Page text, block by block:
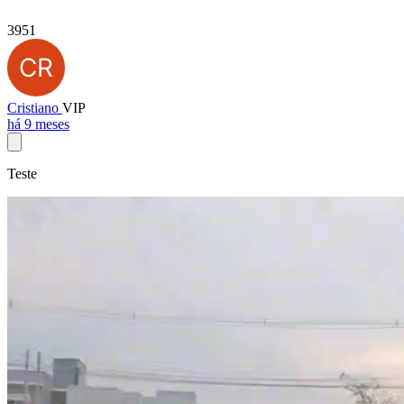
3951
Cristiano VIP
há 9 meses
Teste